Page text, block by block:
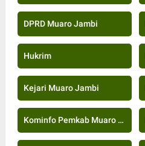
DPRD Muaro Jambi
Hukrim
Kejari Muaro Jambi
Kominfo Pemkab Muaro Jambi